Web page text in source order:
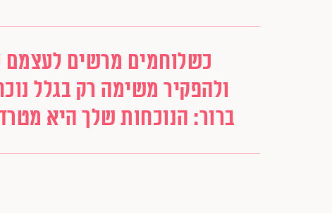
כשלוחמים מרשים לעצמם
ולהפקיר משימה רק בגלל
ברור: הנוכחות שלך היא